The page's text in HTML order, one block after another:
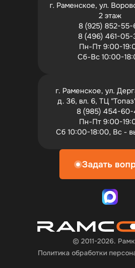
© 2011-2026.
Политика обработки
Задать
г. Раменское, ул.
2 этаж
8 (925) 852-55-
8 (496) 461-05-
Пн-Пт 9:00-
Сб-Вс 10:00-
г. Раменское, ул.
д. 36, вл. 6, ТЦ
8 (985) 454-
Пн-Пт 9:00-
Сб 10:00-18:00, Вс -